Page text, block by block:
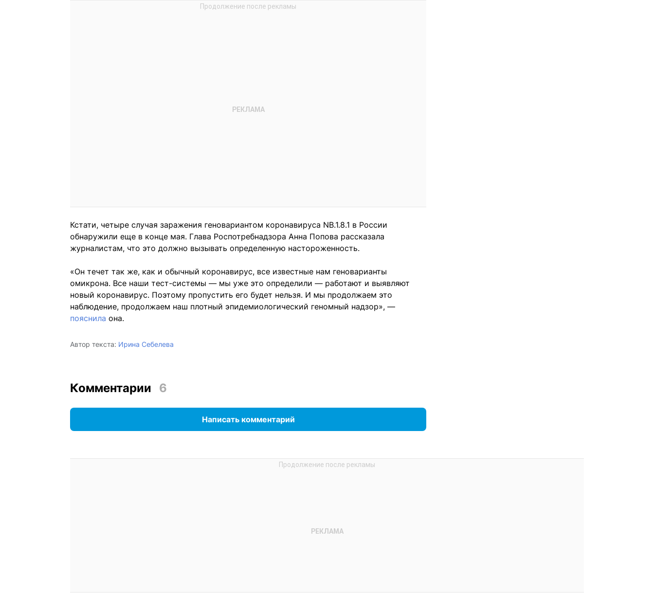
Кстати, четыре случая заражения геновариантом коронавируса NB.1.8.1 в России
обнаружили еще в конце мая. Глава Роспотребнадзора Анна Попова рассказала
журналистам, что это должно вызывать определенную настороженность.
«Он течет так же, как и обычный коронавирус, все известные нам геноварианты
омикрона. Все наши тест-системы — мы уже это определили — работают и выявляют
новый коронавирус. Поэтому пропустить его будет нельзя. И мы продолжаем это
наблюдение, продолжаем наш плотный эпидемиологический геномный надзор», —
пояснила она.
Автор текста: Ирина Себелева
Комментарии 6
Написать комментарий